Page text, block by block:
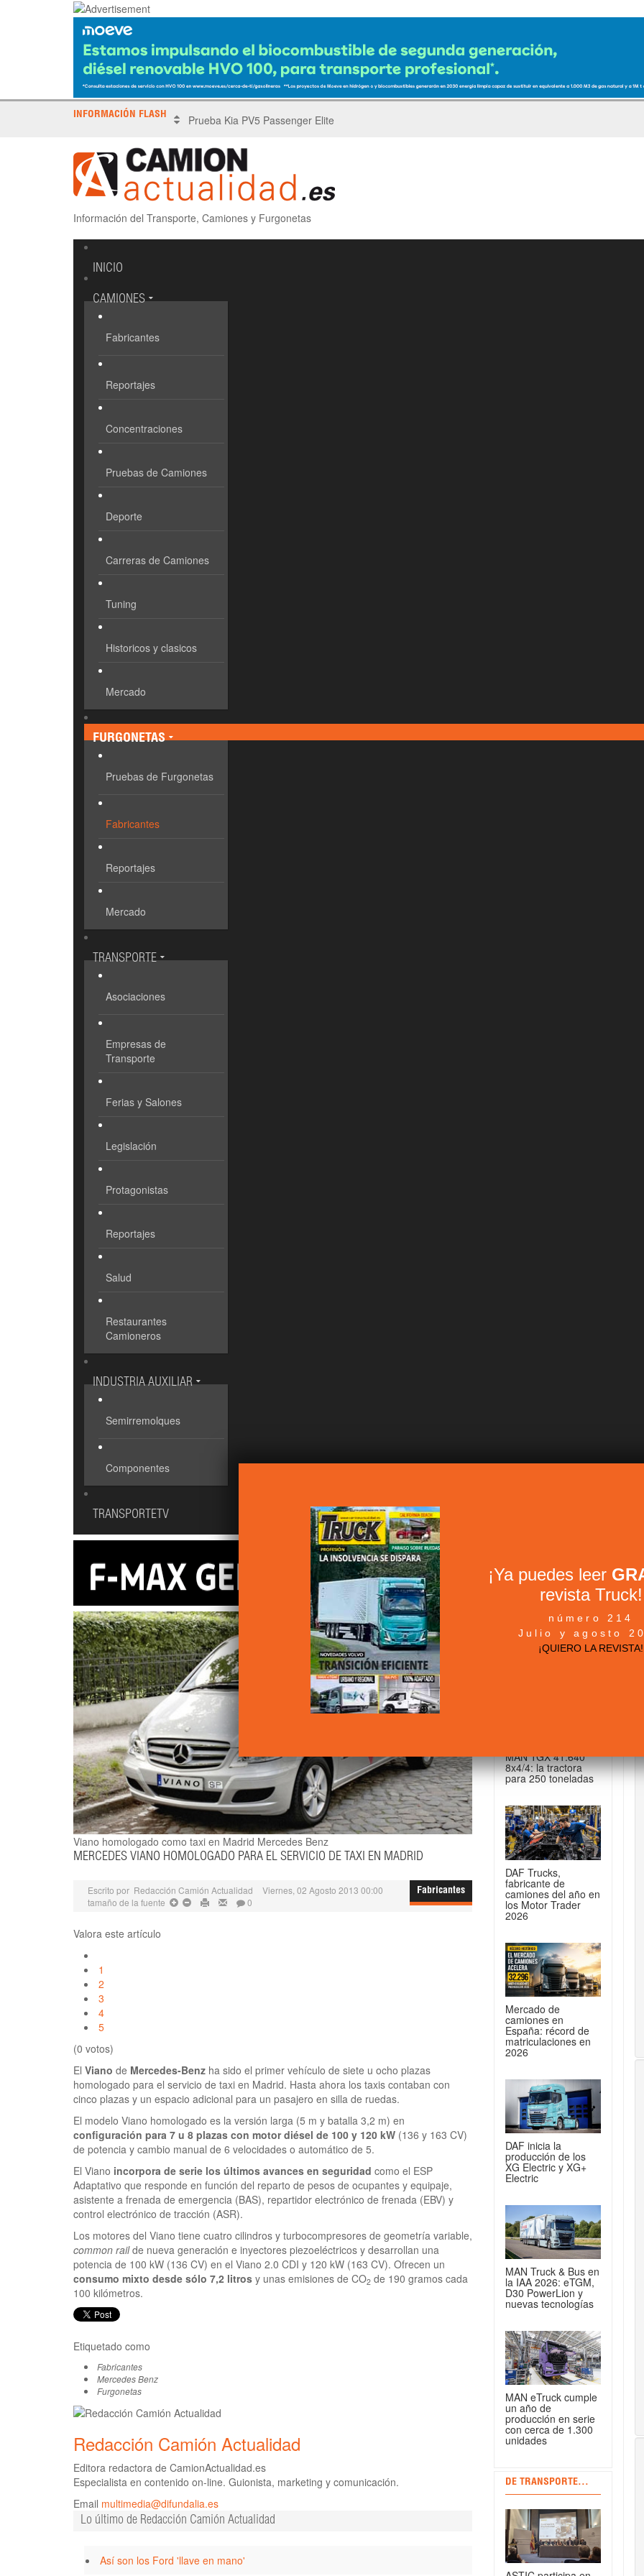
INFORMACIÓN FLASH X Tronada Almería | Encuentro del Pegaso Troner
Información del Transporte, Camiones y Furgonetas
INICIO
CAMIONES
Fabricantes
Reportajes
Concentraciones
Pruebas de Camiones
Deporte
Carreras de Camiones
Tuning
Historicos y clasicos
Mercado
FURGONETAS
Pruebas de Furgonetas
Fabricantes
Reportajes
Mercado
TRANSPORTE
Asociaciones
Empresas de
Transporte
Ferias y Salones
Legislación
Protagonistas
Reportajes
Salud
Restaurantes
Camioneros
INDUSTRIA AUXILIAR
Semirremolques
Componentes
TRANSPORTETV
Viano homologado como taxi en Madrid Mercedes Benz
MERCEDES VIANO HOMOLOGADO PARA EL SERVICIO DE TAXI EN MADRID
Fabricantes
Escrito por Redacción Camión Actualidad
Viernes, 02 Agosto 2013 00:00
tamaño de la fuente
0
Valora este artículo
1
2
3
4
5
(0 votos)
El Viano de Mercedes-Benz ha sido el primer vehículo de siete u ocho plazas
homologado para el servicio de taxi en Madrid. Hasta ahora los taxis contaban con
cinco plazas y un espacio adicional para un pasajero en silla de ruedas.
El modelo Viano homologado es la versión larga (5 m y batalla 3,2 m) en
configuración para 7 u 8 plazas con motor diésel de 100 y 120 kW (136 y 163 CV)
de potencia y cambio manual de 6 velocidades o automático de 5.
El Viano incorpora de serie los últimos avances en seguridad como el ESP
Adaptativo que responde en función del reparto de pesos de ocupantes y equipaje,
asistente a frenada de emergencia (BAS), repartidor electrónico de frenada (EBV) y
control electrónico de tracción (ASR).
Los motores del Viano tiene cuatro cilindros y turbocompresores de geometría variable,
common railde nueva generación e inyectores piezoeléctricos y desarrollan una
potencia de 100 kW (136 CV) en el Viano 2.0 CDI y 120 kW (163 CV). Ofrecen un
consumo mixto desde sólo 7,2 litros y unas emisiones de CO2 de 190 gramos cada
100 kilómetros.
Etiquetado como
Fabricantes
Mercedes Benz
Furgonetas
Redacción Camión Actualidad
Editora redactora de CamionActualidad.es
Especialista en contenido on-line. Guionista, marketing y comunicación.
Email multimedia@difundalia.es
Lo último de Redacción Camión Actualidad
Así son los Ford 'llave en mano'
+ NOTICIAS...
MAN TGX 41.640
8x4/4: la tractora
para 250 toneladas
DAF Trucks,
fabricante de
camiones del año en
los Motor Trader
2026
Mercado de
camiones en
España: récord de
matriculaciones en
2026
DAF inicia la
producción de los
XG Electric y XG+
Electric
MAN Truck & Bus en
la IAA 2026: eTGM,
D30 PowerLion y
nuevas tecnologías
MAN eTruck cumple
un año de
producción en serie
con cerca de 1.300
unidades
DE TRANSPORTE...
¡Ya puedes leer
revista Truck!
número 214
Julio y agosto
¡QUIERO LA REVISTA!